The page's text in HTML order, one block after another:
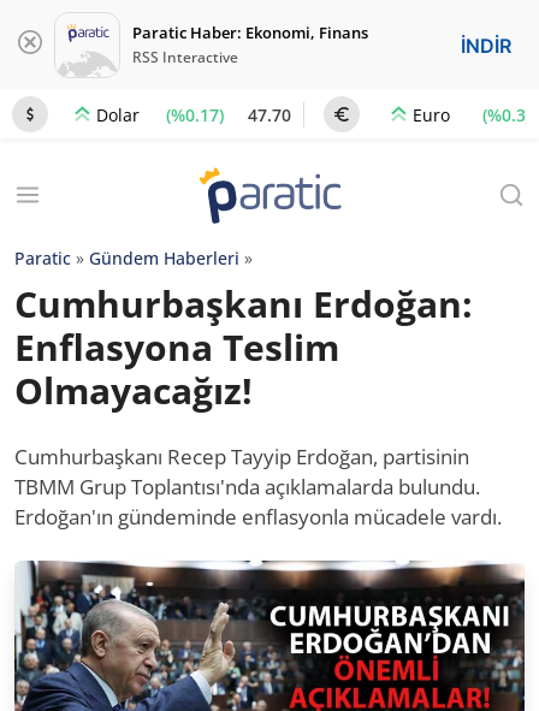
Paratic Haber: Ekonomi, Finans
RSS Interactive İNDİR
Dolar (%0.17) 47.70 Euro (%0.3)
Paratic » Gündem Haberleri »
Cumhurbaşkanı Erdoğan:
Enflasyona Teslim
Olmayacağız!
Cumhurbaşkanı Recep Tayyip Erdoğan, partisinin
TBMM Grup Toplantısı'nda açıklamalarda bulundu.
Erdoğan'ın gündeminde enflasyonla mücadele vardı.